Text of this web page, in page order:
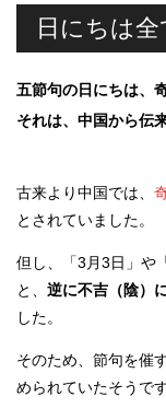
日にちは
五節句の日にちは、
それは、中国から伝
古来より中国では、
とされていました。
但し、「3月3日」や
と、 逆に不吉（陰）
した。
そのため、節句を催
められていたそうです